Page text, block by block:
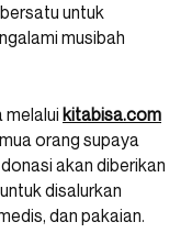
untuk
musibah
melalui kitabisa.com
orang supaya
akan diberikan
disalurkan
dan pakaian.